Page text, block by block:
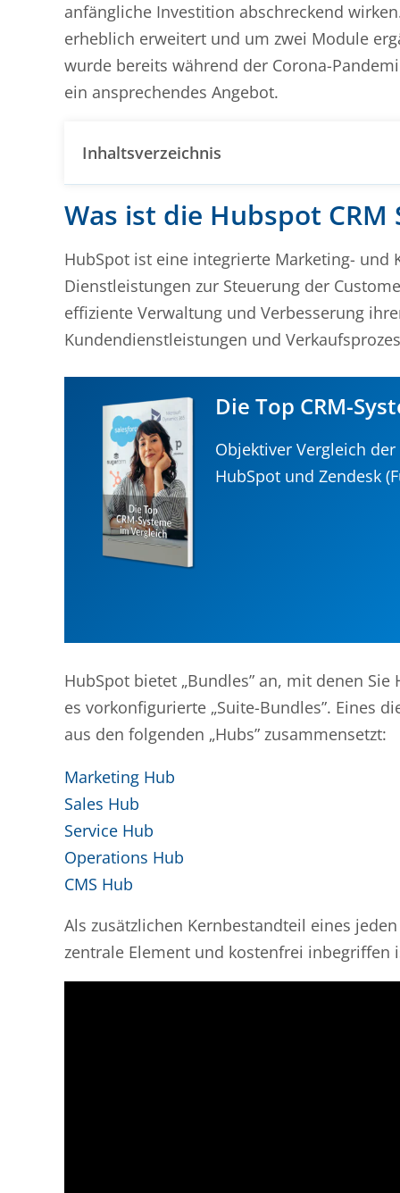
anfängliche Investition abschreckend
erheblich erweitert und um zwei Module
wurde bereits während der Corona-
ein ansprechendes Angebot.
Inhaltsverzeichnis
Was ist die Hubspot CRM
HubSpot ist eine integrierte Marketing-
Dienstleistungen zur Steuerung der
effiziente Verwaltung und Verbesserung
Kundendienstleistungen und
Die Top CRM-
Objektiver Vergleich
HubSpot und Zendesk
HubSpot bietet „Bundles” an, mit denen
es vorkonfigurierte „Suite-Bundles”. Eines
aus den folgenden „Hubs” zusammensetzt:
Marketing Hub
Sales Hub
Service Hub
Operations Hub
CMS Hub
Als zusätzlichen Kernbestandteil eines
zentrale Element und kostenfrei inbegriffen